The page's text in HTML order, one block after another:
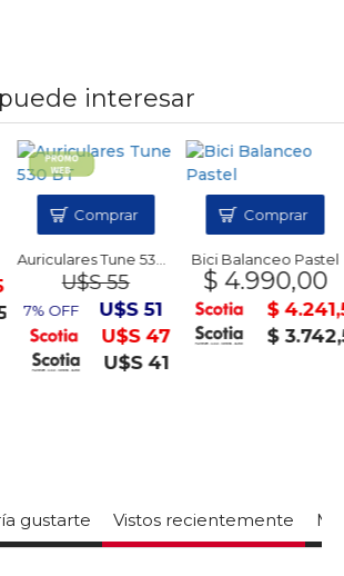
interesar
Auriculares Tune 530 BT
U$S 55
7% OFF
U$S 51
U$S 47
U$S 41
Comprar
Bici Balanceo Pastel
$ 4.990,00
$
$
Comprar
gustarte Vistos recientemente